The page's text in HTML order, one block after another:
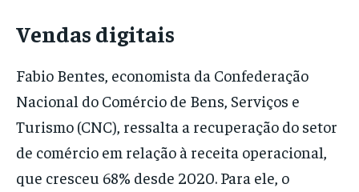
Vendas digitais
Fabio Bentes, economista da Confederação
Nacional do Comércio de Bens, Serviços e
Turismo (CNC), ressalta a recuperação do setor
de comércio em relação à receita operacional,
que cresceu 68% desde 2020. Para ele, o